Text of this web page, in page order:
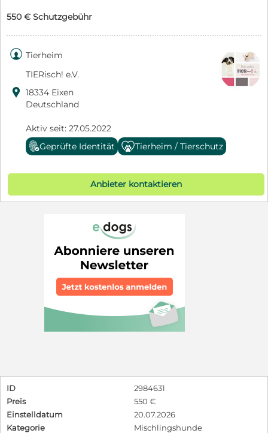
550 € Schutzgebühr
 Tierheim
TIERisch! e.V.
 18334 Eixen
Deutschland
Aktiv seit: 27.05.2022
Geprüfte Identität
Tierheim / Tierschutz
Anbieter kontaktieren
ID
2984631
Preis
550 €
Einstelldatum
20.07.2026
Kategorie
Mischlingshunde